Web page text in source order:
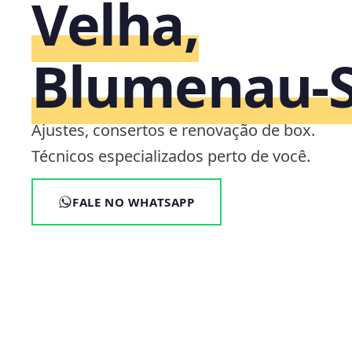
Velha,
Ajustes, consertos e renovação de box.
Técnicos especializados perto de você.
FALE NO WHATSAPP